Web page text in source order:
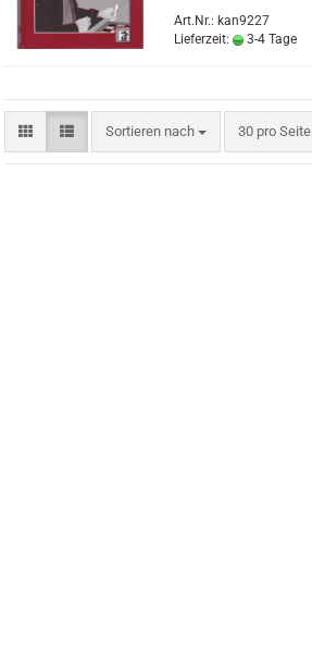
Art.Nr.: kan9227
Lieferzeit:
3-4 Tage
Sortieren nach
Sortieren nach 30 pro Seite
pro Seite